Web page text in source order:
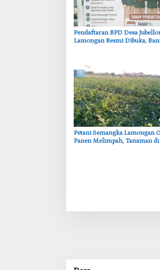
Pendaftaran BPD Desa
Lamongan Resmi Dibuka,
Petani Semangka Lamongan
Panen Melimpah, Tanaman di